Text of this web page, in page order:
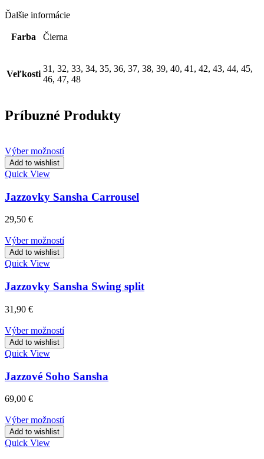
Ďalšie informácie
Farba Čierna
Veľkosti
31, 32, 33, 34, 35, 36, 37, 38, 39, 40, 41, 42, 43, 44, 45,
46, 47, 48
Príbuzné Produkty
Výber možností
Add to wishlist
Quick View
Jazzovky Sansha Carrousel
29,50 €
Výber možností
Add to wishlist
Quick View
Jazzovky Sansha Swing split
31,90 €
Výber možností
Add to wishlist
Quick View
Jazzové Soho Sansha
69,00 €
Výber možností
Add to wishlist
Quick View